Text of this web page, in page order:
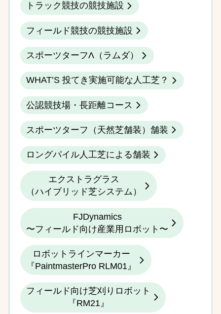
トラック競技の競技施設
フィールド競技の競技施設
スポーツターフΛ（ラムダ）
WHAT’S 投てき実施可能な人工芝？
公認競技場・長距離コース
スポーツターフ（天然芝舗装）舗装
ロングパイル人工芝による舗装
エクストラグラス
（ハイブリッド芝システム）
FJDynamics
〜フィールド向け産業用ロボット〜
ロボットラインマーカー
『PaintmasterPro RLM01』
フィールド向け芝刈りロボット
『RM21』